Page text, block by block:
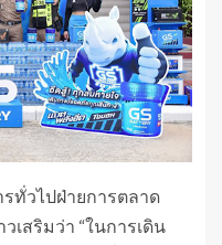
ทั่วไปฝ่ายการตลาด
เสริมว่า “ในการเดิน